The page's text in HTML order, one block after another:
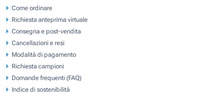
Come ordinare
Richiesta anteprima virtuale
Consegna e post-vendita
Cancellazioni e resi
Modalità di pagamento
Richiesta campioni
Domande frequenti (FAQ)
Indice di sostenibilità